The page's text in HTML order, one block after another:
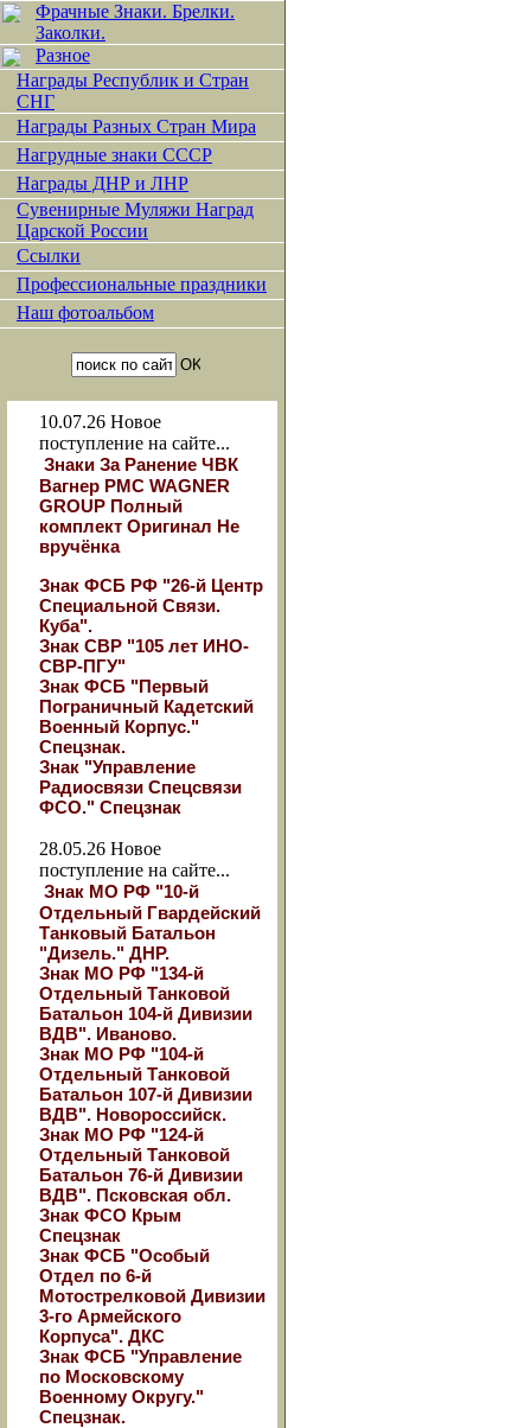
Фрачные Знаки. Брелки.
Заколки.
Разное
Награды Республик и Стран
СНГ
Награды Разных Стран Мира
Нагрудные знаки СССР
Награды ДНР и ЛНР
Сувенирные Муляжи Наград
Царской России
Ссылки
Профессиональные праздники
Наш фотоальбом
10.07.26 Новое
поступление на сайте...
Знаки За Ранение ЧВК
Вагнер РМС WAGNER
GROUP Полный
комплект Оригинал Не
вручёнка
Знак ФСБ РФ "26-й Центр
Специальной Связи.
Куба".
Знак СВР "105 лет ИНО-
СВР-ПГУ"
Знак ФСБ "Первый
Пограничный Кадетский
Военный Корпус."
Спецзнак.
Знак "Управление
Радиосвязи Спецсвязи
ФСО." Спецзнак
28.05.26 Новое
поступление на сайте...
Знак МО РФ "10-й
Отдельный Гвардейский
Танковый Батальон
"Дизель." ДНР.
Знак МО РФ "134-й
Отдельный Танковой
Батальон 104-й Дивизии
ВДВ". Иваново.
Знак МО РФ "104-й
Отдельный Танковой
Батальон 107-й Дивизии
ВДВ". Новороссийск.
Знак МО РФ "124-й
Отдельный Танковой
Батальон 76-й Дивизии
ВДВ". Псковская обл.
Знак ФСО Крым
Спецзнак
Знак ФСБ "Особый
Отдел по 6-й
Мотострелковой Дивизии
3-го Армейского
Корпуса". ДКС
Знак ФСБ "Управление
по Московскому
Военному Округу."
Спецзнак.